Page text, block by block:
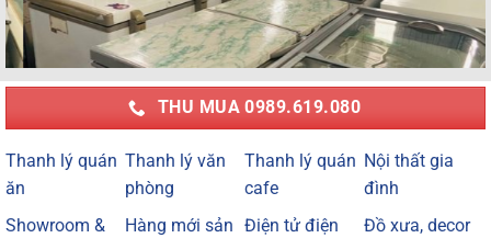
THU MUA 0989.619.080
Thanh lý quán
ăn
Thanh lý văn
phòng
Thanh lý quán
cafe
Nội thất gia
đình
Showroom &
Hàng mới sản Điện tử điện
Đồ xưa, decor